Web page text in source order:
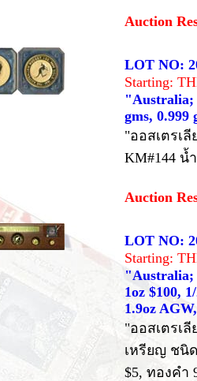
Auction
LOT NO:
Starting:
"Australia;
gms, 0.999
"ออสเตรเ
KM#144 น้
Auction
LOT NO:
Starting:
"Australia;
1oz $100,
1.9oz
"ออสเตรเ
เหรียญ ชนิด
$5, ทองคำ